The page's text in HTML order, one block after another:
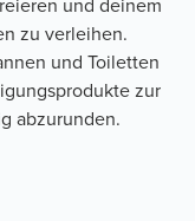
zu verleihen.
und Toiletten
zur
abzurunden.